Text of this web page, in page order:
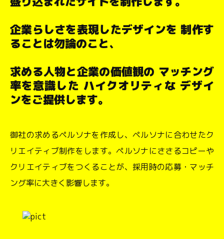
企業らしさを表現したデザインを 制作す
ることは勿論のこと、
求める人物と企業の価値観の マッチング
率を意識した ハイクオリティな デザイ
ンをご提供します。
御社の求めるペルソナを作成し、ペルソナに合わせたク
リエイティブ制作をします。ペルソナにささるコピーや
クリエイティブをつくることが、採用時の応募・マッチ
ング率に大きく影響します。